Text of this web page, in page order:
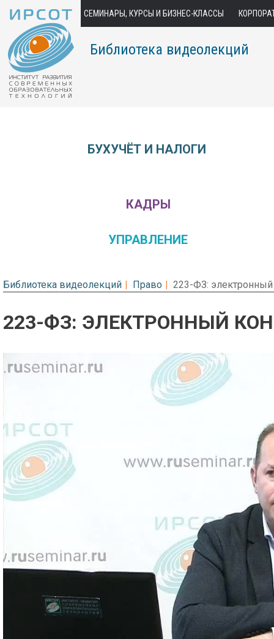
СЕМИНАРЫ, КУРСЫ И БИЗНЕС-КЛАССЫ
Библиотека видеолекций
БУХУЧЁТ И НАЛОГИ
КАДРЫ
УПРАВЛЕНИЕ
Библиотека видеолекций Право 223-ФЗ:
223-ФЗ: ЭЛЕКТРОННЫЙ
Предварительный просмотр.